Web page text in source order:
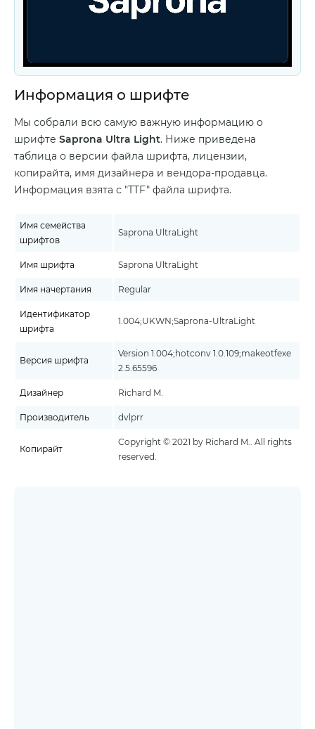
Информация о шрифте
Мы собрали всю самую важную информацию о
шрифте Saprona Ultra Light. Ниже приведена
таблица о версии файла шрифта, лицензии,
копирайта, имя дизайнера и вендора-продавца.
Информация взята с "TTF" файла шрифта.
Имя семейства
шрифтов
Saprona UltraLight
Имя шрифта Saprona UltraLight
Имя начертания Regular
Идентификатор
шрифта
1.004;UKWN;Saprona-UltraLight
Версия шрифта
Version 1.004;hotconv 1.0.109;makeotfexe
2.5.65596
Дизайнер Richard M.
Производитель dvlprr
Копирайт
Copyright © 2021 by Richard M.. All rights
reserved.